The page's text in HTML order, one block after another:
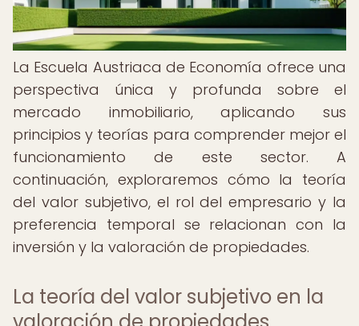
La Escuela Austriaca de Economía ofrece una
perspectiva única y profunda sobre el
mercado inmobiliario, aplicando sus
principios y teorías para comprender mejor el
funcionamiento de este sector. A
continuación, exploraremos cómo la teoría
del valor subjetivo, el rol del empresario y la
preferencia temporal se relacionan con la
inversión y la valoración de propiedades.
La teoría del valor subjetivo en la